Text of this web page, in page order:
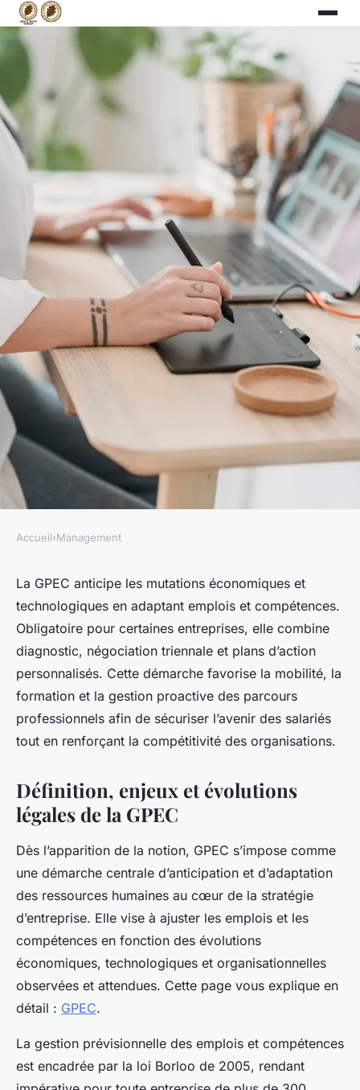
MANAGEMENT
Gpec : anticiper et maîtriser
les compétences de demain
Juliette•29 mai 2025•8 min de lecture
Accueil›Management
La GPEC anticipe les mutations économiques et
technologiques en adaptant emplois et compétences.
Obligatoire pour certaines entreprises, elle combine
diagnostic, négociation triennale et plans d’action
personnalisés. Cette démarche favorise la mobilité, la
formation et la gestion proactive des parcours
professionnels afin de sécuriser l’avenir des salariés
tout en renforçant la compétitivité des organisations.
Définition, enjeux et évolutions
légales de la GPEC
Dès l’apparition de la notion, GPEC s’impose comme
une démarche centrale d’anticipation et d’adaptation
des ressources humaines au cœur de la stratégie
d’entreprise. Elle vise à ajuster les emplois et les
compétences en fonction des évolutions
économiques, technologiques et organisationnelles
observées et attendues. Cette page vous explique en
détail : GPEC.
La gestion prévisionnelle des emplois et compétences
est encadrée par la loi Borloo de 2005, rendant